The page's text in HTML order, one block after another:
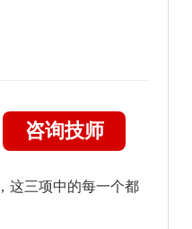
咨询技师
这三项中的每一个都